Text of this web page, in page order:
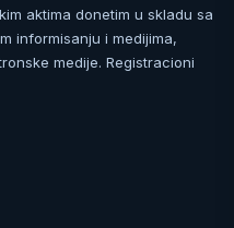
aktima donetim u skladu sa
informisanju i medijima,
medije. Registracioni